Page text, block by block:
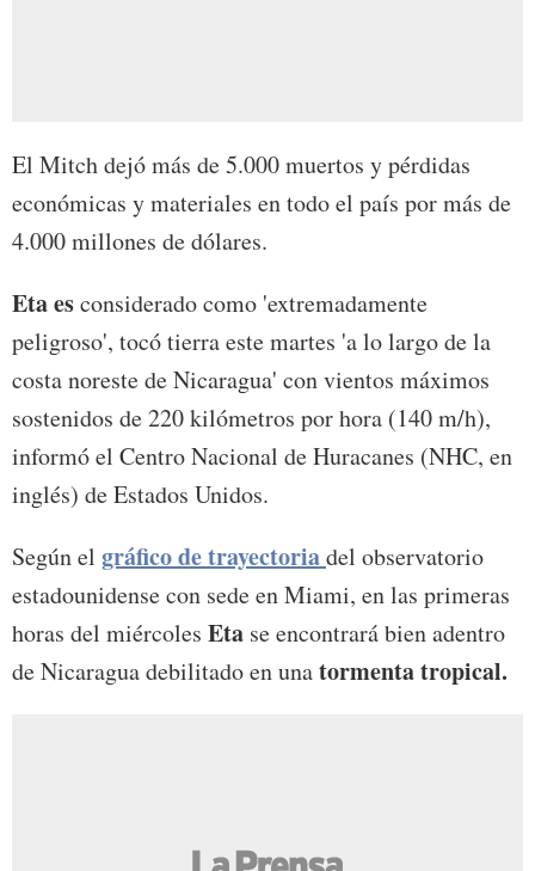
El Mitch dejó más de 5.000 muertos y pérdidas
económicas y materiales en todo el país por más de
4.000 millones de dólares.
Eta esconsiderado como 'extremadamente
peligroso', tocó tierra este martes 'a lo largo de la
costa noreste de Nicaragua' con vientos máximos
sostenidos de 220 kilómetros por hora (140 m/h),
informó el Centro Nacional de Huracanes (NHC, en
inglés) de Estados Unidos.
Según el gráfico de trayectoriadel observatorio
estadounidense con sede en Miami, en las primeras
horas del miércoles Eta se encontrará bien adentro
de Nicaragua debilitado en unatormenta tropical.